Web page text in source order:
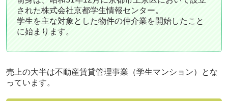
された株式会社京都学生情報センター。
学生を主な対象とした物件の仲介業を開始したこと
に始まります。
売上の大半は不動産賃貸管理事業（学生マンション）とな
っています。